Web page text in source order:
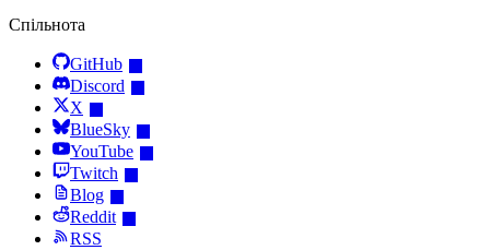
Спільнота
GitHub
Discord
X
BlueSky
YouTube
Twitch
Blog
Reddit
RSS